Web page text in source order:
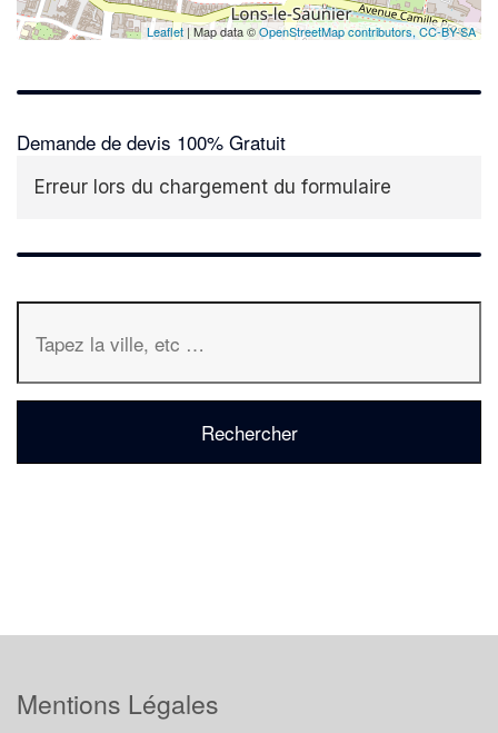
Leaflet | Map data ©OpenStreetMap contributors,CC-BY-SA
Demande de devis 100% Gratuit
Erreur lors du chargement du formulaire
Mentions Légales